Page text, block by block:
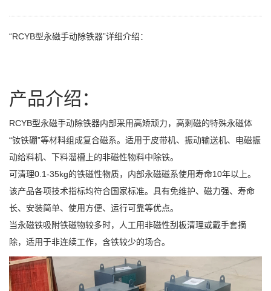
“RCYB型永磁手动除铁器”详细介绍：
产品介绍：
RCYB型永磁手动除铁器内部采用高矫顽力，高剩磁的特殊永磁体
“钕铁硼”等材料组成复合磁系。适用于皮带机、振动输送机、电磁振
动给料机、下料溜槽上的非磁性物料中除铁。
可清理0.1-35kg的铁磁性物质，内部永磁磁系使用寿命10年以上。
该产品各项技术指标均符合国家标准。具有免维护、磁力强、寿命
长、安装简单、使用方便、运行可靠等优点。
当永磁铁吸附铁磁物较多时，人工用非磁性刮板清理或戴手套摘
除，适用于非连续工作，含铁较少的场合。